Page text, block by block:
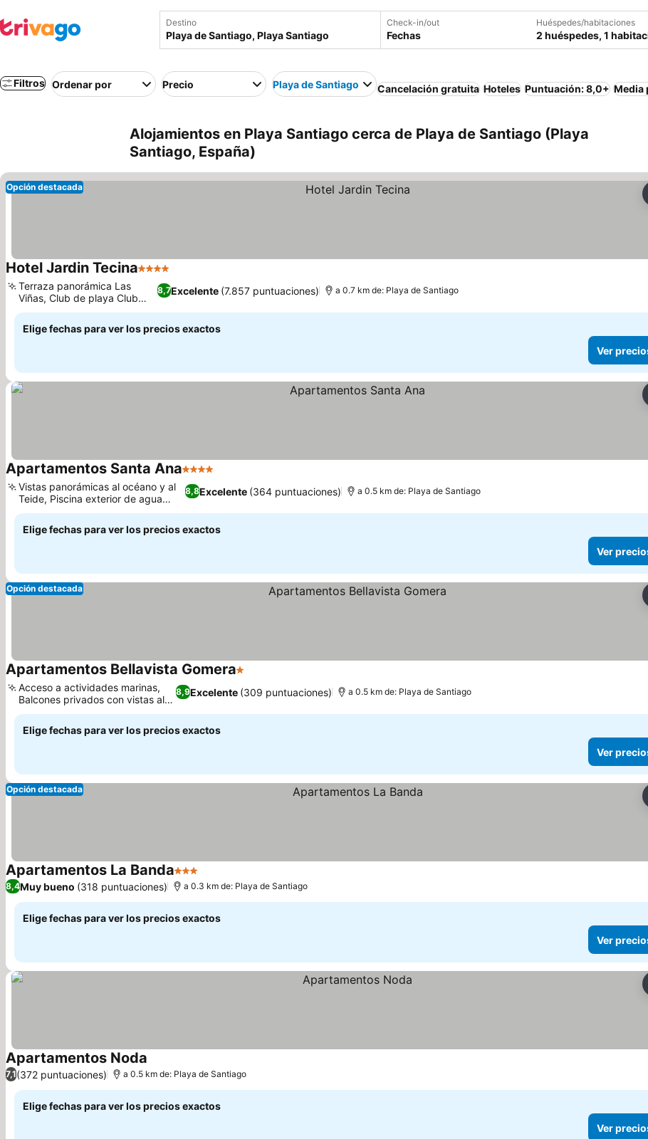
Destino Check-in/out
Fechas
Huéspedes/habitaciones
2 huéspedes, 1
Filtros Ordenar por Precio Playa de Santiago Cancelación gratuita Hoteles Puntuación: 8,0+ Media
Alojamientos en Playa Santiago cerca de Playa de Santiago (Playa
Santiago, España)
Opción destacada
Hotel Jardin Tecina4 Estrellas
8,7Excelente (7.857 puntuaciones)
Terraza panorámica Las
Viñas, Club de playa Club
Laurel
a 0.7 km de: Playa de Santiago
Elige fechas para ver los precios exactos
Ver
Apartamentos Santa Ana4 Estrellas
8,8Excelente (364 puntuaciones)
Vistas panorámicas al océano y al
Teide, Piscina exterior de agua
salada
a 0.5 km de: Playa de Santiago
Elige fechas para ver los precios exactos
Ver
Opción destacada
Apartamentos Bellavista Gomera1 Estrellas
8,9Excelente (309 puntuaciones)
Acceso a actividades marinas,
Balcones privados con vistas al
mar
a 0.5 km de: Playa de Santiago
Elige fechas para ver los precios exactos
Ver
Opción destacada
Apartamentos La Banda3 Estrellas
8,4Muy bueno (318 puntuaciones) a 0.3 km de: Playa de Santiago
Elige fechas para ver los precios exactos
Ver
Apartamentos Noda
7,1(372 puntuaciones) a 0.5 km de: Playa de Santiago
Elige fechas para ver los precios exactos
Ver